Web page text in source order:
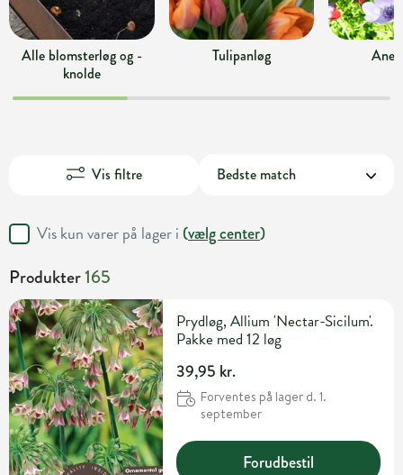
Alle blomsterløg og -
knolde
Tulipanløg
Vis filtre
Vis kun varer på lager i (vælg center)
Produkter165
Prydløg, Allium 'Nectar-Sicilum'.
Pakke med 12 løg
39,95 kr.
Forventes på lager d. 1.
september
Forudbestil